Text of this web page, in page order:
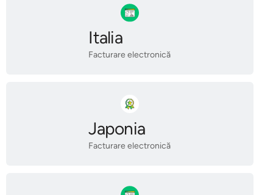
Italia
Facturare electronică
Japonia
Facturare electronică